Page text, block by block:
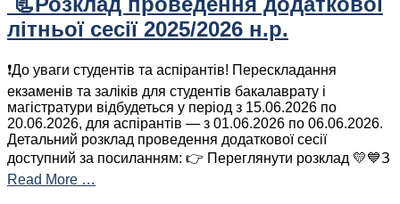
літньої сесії 2025/2026 н.р.
❗️До уваги студентів та аспірантів! Перескладання
екзаменів та заліків для студентів бакалаврату і
магістратури відбудеться у період з 15.06.2026 по
20.06.2026, для аспірантів — з 01.06.2026 по 06.06.2026.
Детальний розклад проведення додаткової сесії
доступний за посиланням: 👉 Переглянути розклад 💛💙З
Read More …